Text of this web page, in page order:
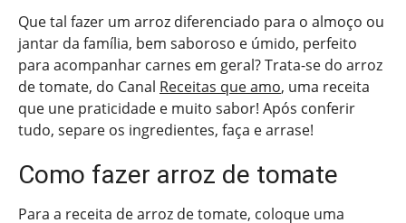
Que tal fazer um arroz diferenciado para o almoço ou
jantar da família, bem saboroso e úmido, perfeito
para acompanhar carnes em geral? Trata-se do arroz
de tomate, do Canal Receitas que amo, uma receita
que une praticidade e muito sabor! Após conferir
tudo, separe os ingredientes, faça e arrase!
Como fazer arroz de tomate
Para a receita de arroz de tomate, coloque uma